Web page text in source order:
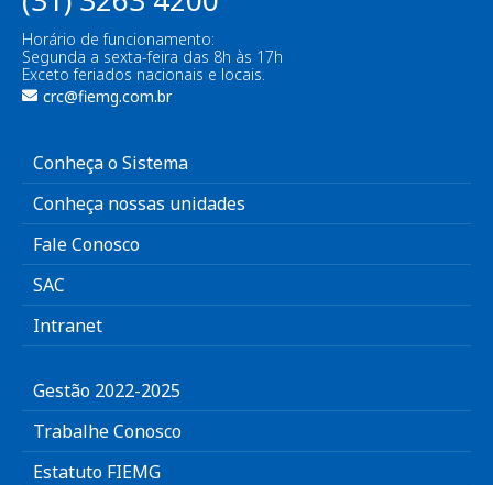
Horário de funcionamento:
Segunda a sexta-feira das 8h às 17h
Exceto feriados nacionais e locais.
crc@fiemg.com.br
Conheça o Sistema
Conheça nossas unidades
Fale Conosco
SAC
Intranet
Gestão 2022-2025
Trabalhe Conosco
Estatuto FIEMG